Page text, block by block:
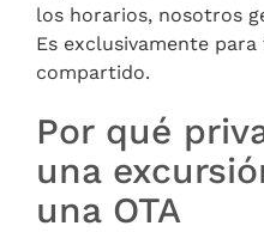
los horarios, nosotros
Es exclusivamente
compartido.
Por qué
una
una OTA